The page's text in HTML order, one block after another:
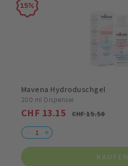
15
Mavena Hydroduschgel
200 ml Dispenser
CHF 15.50
CHF 13.15
KAUFEN